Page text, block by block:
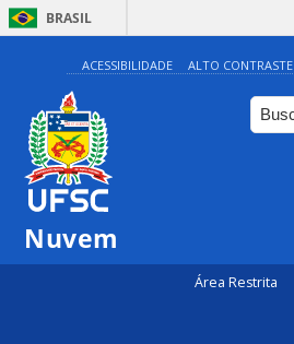
BRASIL
ACESSIBILIDADE ALTO CONTRASTE
Nuvem
Área Restrita